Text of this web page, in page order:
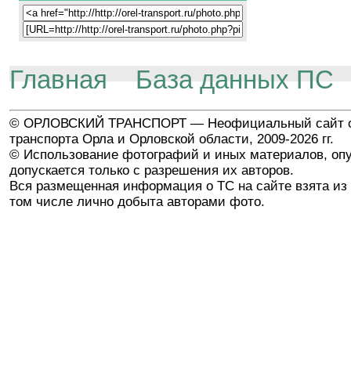
Главная База данных ПС
© ОРЛОВСКИЙ ТРАНСПОРТ — Неофициальный сайт
транспорта Орла и Орловской области, 2009-2026 гг.
© Использование фотографий и иных материалов,
допускается только с разрешения их авторов.
Вся размещенная информация о ТС на сайте взята из
том числе лично добыта авторами фото.